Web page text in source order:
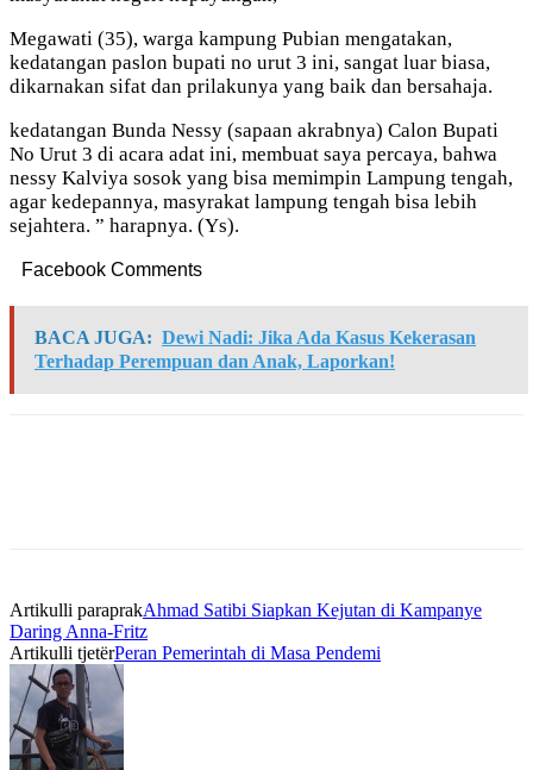
Megawati (35), warga kampung Pubian mengatakan,
kedatangan paslon bupati no urut 3 ini, sangat luar biasa,
dikarnakan sifat dan prilakunya yang baik dan bersahaja.
kedatangan Bunda Nessy (sapaan akrabnya) Calon Bupati
No Urut 3 di acara adat ini, membuat saya percaya, bahwa
nessy Kalviya sosok yang bisa memimpin Lampung tengah,
agar kedepannya, masyrakat lampung tengah bisa lebih
sejahtera. ” harapnya. (Ys).
Facebook Comments
BACA JUGA: Dewi Nadi: Jika Ada Kasus Kekerasan
Terhadap Perempuan dan Anak, Laporkan!
Artikulli paraprakAhmad Satibi Siapkan Kejutan di Kampanye
Daring Anna-Fritz
Artikulli tjetërPeran Pemerintah di Masa Pendemi